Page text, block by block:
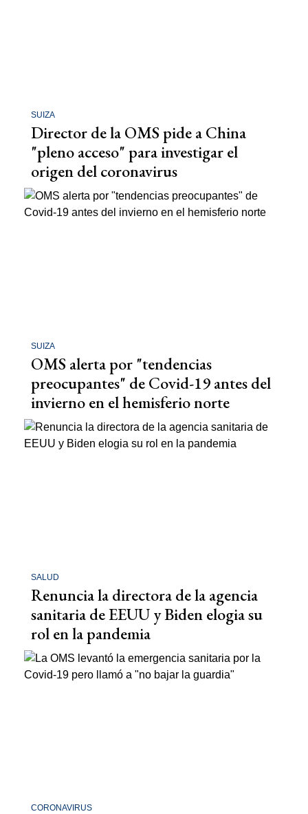
SUIZA
Director de la OMS pide a China
"pleno acceso" para investigar el
origen del coronavirus
SUIZA
OMS alerta por "tendencias
preocupantes" de Covid-19 antes del
invierno en el hemisferio norte
SALUD
Renuncia la directora de la agencia
sanitaria de EEUU y Biden elogia su
rol en la pandemia
CORONAVIRUS